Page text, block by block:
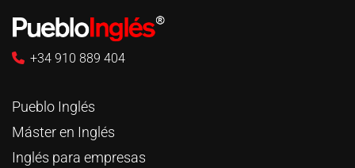
+34 910 889 404
Pueblo Inglés
Máster en Inglés
Inglés para empresas